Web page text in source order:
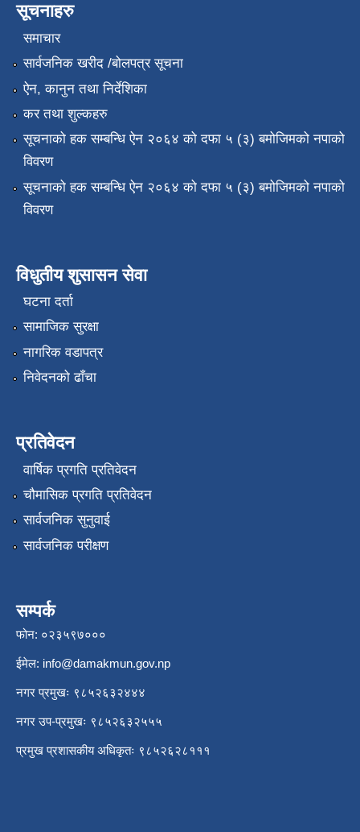
सूचनाहरु
समाचार
सार्वजनिक खरीद /बोलपत्र सूचना
ऐन, कानुन तथा निर्देशिका
कर तथा शुल्कहरु
सूचनाको हक सम्बन्धि ऐन २०६४ को दफा ५ (३) बमोजिमको नपाको
विवरण
सूचनाको हक सम्बन्धि ऐन २०६४ को दफा ५ (३) बमोजिमको नपाको
विवरण
विधुतीय शुसासन सेवा
घटना दर्ता
सामाजिक सुरक्षा
नागरिक वडापत्र
निवेदनको ढाँचा
प्रतिवेदन
वार्षिक प्रगति प्रतिवेदन
चौमासिक प्रगति प्रतिवेदन
सार्वजनिक सुनुवाई
सार्वजनिक परीक्षण
सम्पर्क
फोन: ०२३५९७०००
ईमेल: info@damakmun.gov.np
नगर प्रमुखः ९८५२६३२४४४
नगर उप-प्रमुखः ९८५२६३२५५५
प्रमुख प्रशासकीय अधिकृतः ९८५२६२८१११